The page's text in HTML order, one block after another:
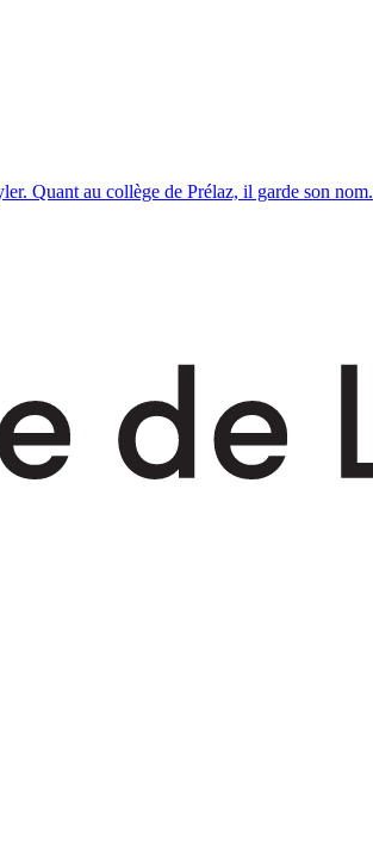
Quant au collège de Prélaz, il garde son nom.